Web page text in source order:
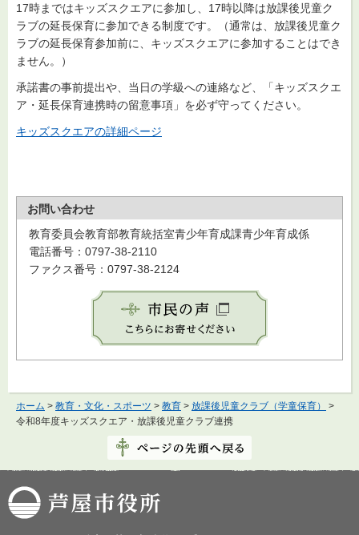
17時まではキッズスクエアに参加し、17時以降は放課後児童ク
ラブの延長保育に参加できる制度です。（通常は、放課後児童ク
ラブの延長保育参加前に、キッズスクエアに参加することはでき
ません。）
承諾書の事前提出や、当日の学級への連絡など、「キッズスクエ
ア・延長保育連携時の留意事項」を必ず守ってください。
キッズスクエアの詳細ページ
お問い合わせ
教育委員会教育部教育統括室青少年育成課青少年育成係
電話番号：0797-38-2110
ファクス番号：0797-38-2124
ホーム > 教育・文化・スポーツ > 教育 > 放課後児童クラブ（学童保育）
>
令和8年度キッズスクエア・放課後児童クラブ連携
芦屋市役所